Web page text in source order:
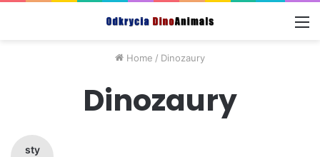
Home / Dinozaury
Dinozaury
sty